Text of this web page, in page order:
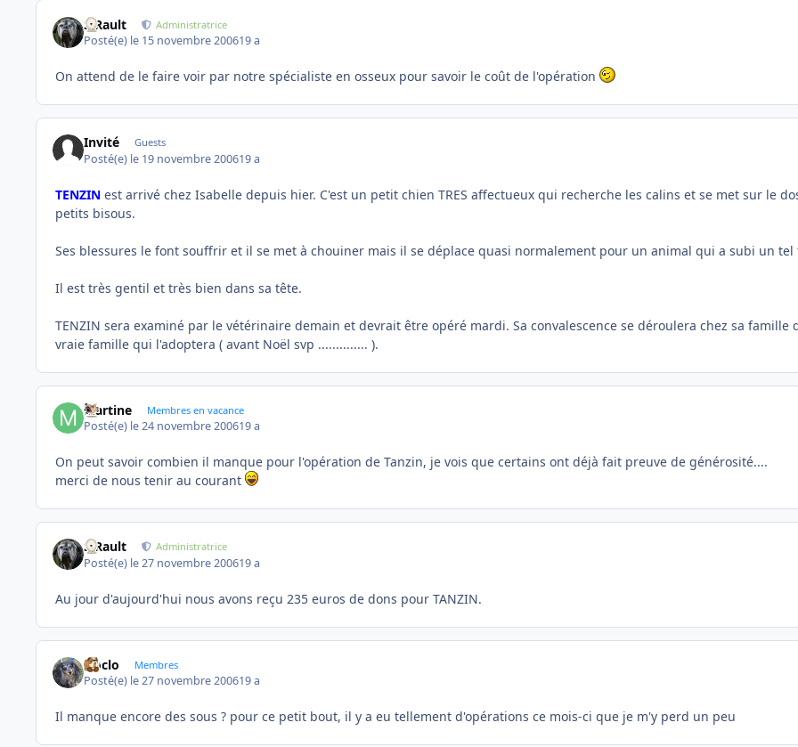
S.Rault Administratrice
Posté(e) le 15 novembre 200619 a
On attend de le faire voir par notre spécialiste en osseux pour savoir le coût de l'opération
Invité Guests
Posté(e) le 19 novembre 200619 a
TENZIN est arrivé chez Isabelle depuis hier. C'est un petit chien TRES affectueux qui recherche les calins et se met sur le
petits bisous.
Ses blessures le font souffrir et il se met à chouiner mais il se déplace quasi normalement pour un animal qui a subi un tel
Il est très gentil et très bien dans sa tête.
TENZIN sera examiné par le vétérinaire demain et devrait être opéré mardi. Sa convalescence se déroulera chez sa
vraie famille qui l'adoptera ( avant Noël svp .............. ).
Martine Membres en vacance
Posté(e) le 24 novembre 200619 a
On peut savoir combien il manque pour l'opération de Tanzin, je vois que certains ont déjà fait preuve de générosité....
merci de nous tenir au courant
S.Rault Administratrice
Posté(e) le 27 novembre 200619 a
Au jour d'aujourd'hui nous avons reçu 235 euros de dons pour TANZIN.
cloclo Membres
Posté(e) le 27 novembre 200619 a
Il manque encore des sous ? pour ce petit bout, il y a eu tellement d'opérations ce mois-ci que je m'y perd un peu